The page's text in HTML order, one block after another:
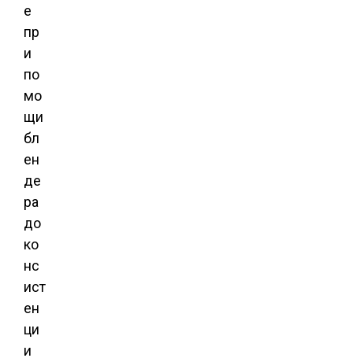
е
пр
и
по
мо
щи
бл
ен
де
ра
до
ко
нс
ист
ен
ци
и